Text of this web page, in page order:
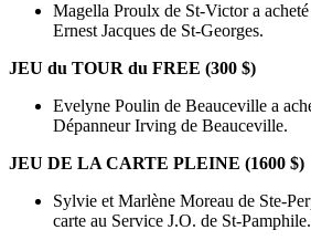
Magella Proulx de St-Victor a
Ernest Jacques de St-Georges.
JEU du TOUR du FREE (300 $)
Evelyne Poulin de Beauceville a
Dépanneur Irving de Beauceville.
JEU DE LA CARTE PLEINE (1600 $)
Sylvie et Marlène Moreau de Ste-
carte au Service J.O. de St-Pamphile.